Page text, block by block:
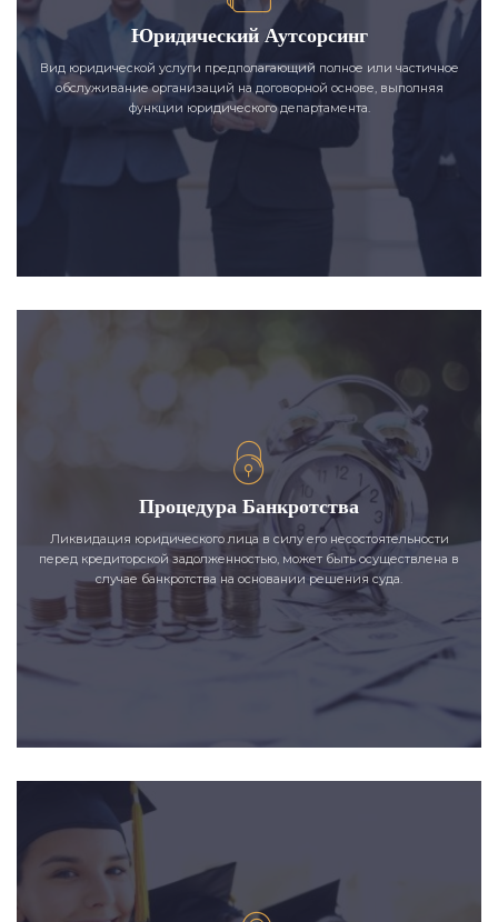
Юридический Аутсорсинг
Вид юридической услуги предполагающий полное или частичное
обслуживание организаций на договорной основе, выполняя
функции юридического департамента.
Процедура Банкротства
Ликвидация юридического лица в силу его несостоятельности
перед кредиторской задолженностью, может быть осуществлена в
случае банкротства на основании решения суда.